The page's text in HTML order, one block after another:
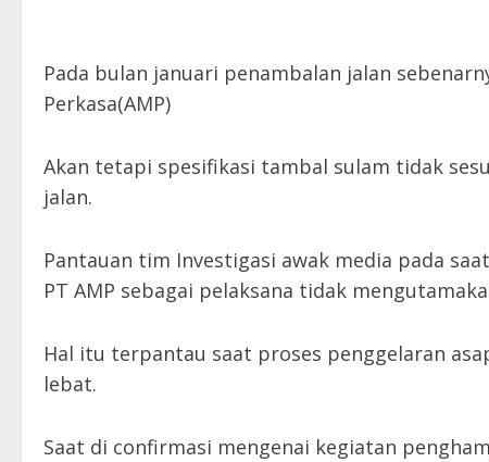
Pada bulan januari penambalan jalan
Perkasa(AMP)
Akan tetapi spesifikasi tambal sulam tidak
jalan.
Pantauan tim Investigasi awak media pada
PT AMP sebagai pelaksana tidak
Hal itu terpantau saat proses penggelaran
lebat.
Saat di confirmasi mengenai kegiatan